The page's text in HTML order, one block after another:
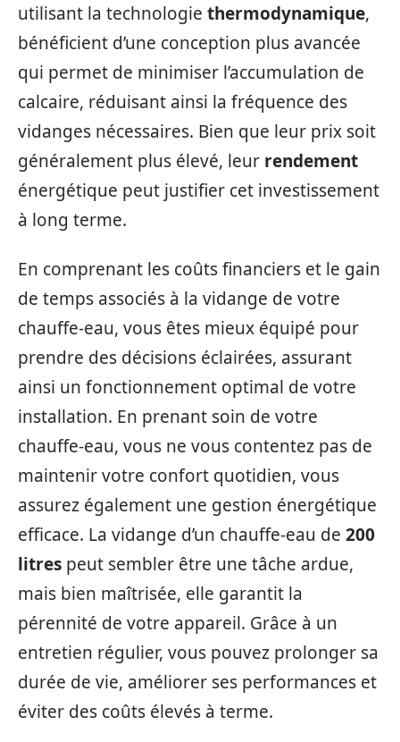
utilisant la technologie thermodynamique,
bénéficient d’une conception plus avancée
qui permet de minimiser l’accumulation de
calcaire, réduisant ainsi la fréquence des
vidanges nécessaires. Bien que leur prix soit
généralement plus élevé, leur rendement
énergétique peut justifier cet investissement
à long terme.
En comprenant les coûts financiers et le gain
de temps associés à la vidange de votre
chauffe-eau, vous êtes mieux équipé pour
prendre des décisions éclairées, assurant
ainsi un fonctionnement optimal de votre
installation. En prenant soin de votre
chauffe-eau, vous ne vous contentez pas de
maintenir votre confort quotidien, vous
assurez également une gestion énergétique
efficace. La vidange d’un chauffe-eau de 200
litres peut sembler être une tâche ardue,
mais bien maîtrisée, elle garantit la
pérennité de votre appareil. Grâce à un
entretien régulier, vous pouvez prolonger sa
durée de vie, améliorer ses performances et
éviter des coûts élevés à terme.